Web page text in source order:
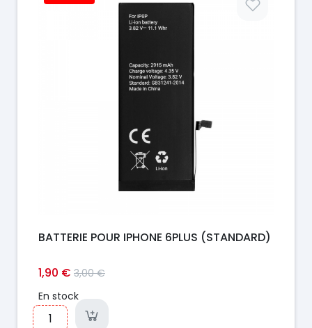
BATTERIE POUR IPHONE 6PLUS (STANDARD)
1,90 € 3,00 €
En stock